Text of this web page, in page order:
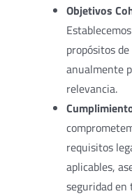
Objetivos
propósitos
anualmente
relevancia.
requisitos
aplicables,
seguridad en